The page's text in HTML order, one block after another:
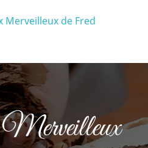
Merveilleux